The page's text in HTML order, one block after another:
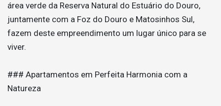
área verde da Reserva Natural do Estuário do Douro,
juntamente com a Foz do Douro e Matosinhos Sul,
fazem deste empreendimento um lugar único para se
viver.
### Apartamentos em Perfeita Harmonia com a
Natureza